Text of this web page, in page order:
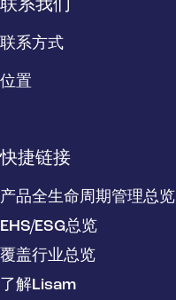
联系我们
联系方式
位置
快捷链接
产品全生命周期管理总览
EHS/ESG总览
覆盖行业总览
了解Lisam